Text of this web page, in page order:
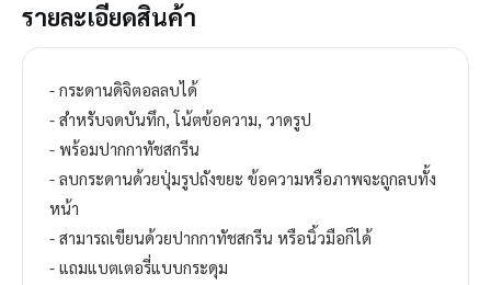
รายละเอียดสินค้า
- กระดานดิจิตอลลบได้
- สำหรับจดบันทึก, โน้ตข้อความ, วาดรูป
- พร้อมปากกาทัชสกรีน
- ลบกระดานด้วยปุ่มรูปถังขยะ ข้อความหรือภาพจะถูกลบทั้ง
หน้า
- สามารถเขียนด้วยปากกาทัชสกรีน หรือนิ้วมือก็ได้
- แถมแบตเตอรี่แบบกระดุม